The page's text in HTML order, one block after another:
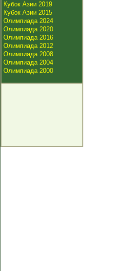
Кубок Азии 2019
Кубок Азии 2015
Олимпиада 2024
Олимпиада 2020
Олимпиада 2016
Олимпиада 2012
Олимпиада 2008
Олимпиада 2004
Олимпиада 2000